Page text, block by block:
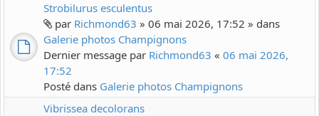
Strobilurus esculentus
par Richmond63 » 06 mai 2026, 17:52 » dans
Galerie photos Champignons
Dernier message par Richmond63 « 06 mai 2026,
17:52
Posté dans Galerie photos Champignons
Vibrissea decolorans